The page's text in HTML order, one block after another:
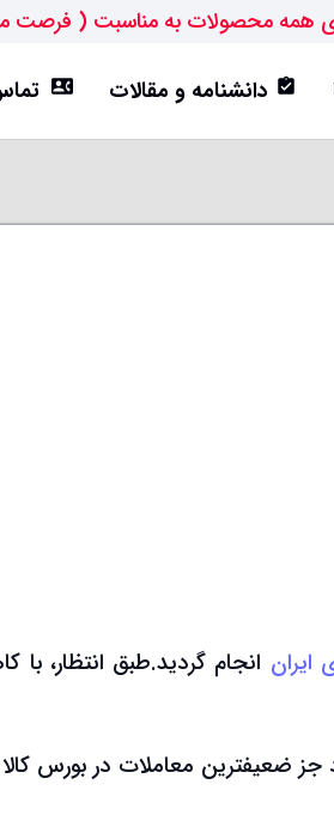
همه محصولات به مناسبت ( فرصت
assignment_turned_in دانشنامه و مقالات contact_phone
ایران انجام گردید.طبق انتظار، با
جز ضعیفترین معاملات در بورس